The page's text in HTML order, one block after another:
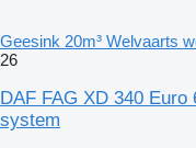
Geesink 20m³ Welvaarts
26
DAF FAG XD 340
system